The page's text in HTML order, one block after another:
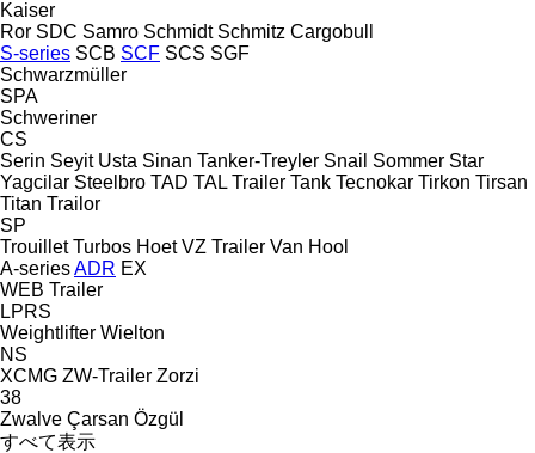
Kaiser
Ror SDC Samro Schmidt Schmitz Cargobull
S-series SCB SCF SCS SGF
Schwarzmüller
SPA
Schweriner
CS
Serin Seyit Usta Sinan Tanker-Treyler Snail Sommer Star
Yagcilar Steelbro TAD TAL Trailer Tank Tecnokar Tirkon Tirsan
Titan Trailor
SP
Trouillet Turbos Hoet VZ Trailer Van Hool
A-seriesADR EX
WEB Trailer
LPRS
Weightlifter Wielton
NS
XCMG ZW-Trailer Zorzi
38
Zwalve Çarsan Özgül
すべて表示